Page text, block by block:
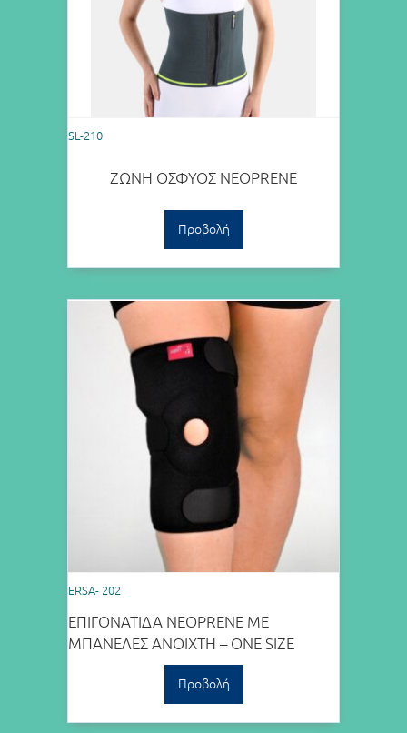
SL-210
ΖΩΝΗ ΟΣΦΥΟΣ NEOPRENE
Προβολή
ERSA- 202
ΕΠΙΓΟΝΑΤΙΔΑ NEOPRENE ΜΕ
ΜΠΑΝΕΛΕΣ ΑΝΟΙΧΤΗ – ONE SIZE
Προβολή